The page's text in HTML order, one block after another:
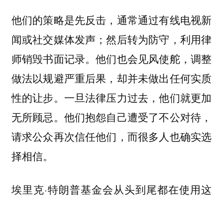
他们的策略是先反击，通常通过有线电视新
闻或社交媒体发声；然后转为防守，利用律
师销毁书面记录。他们也会见风使舵，调整
做法以规避严重后果，却并未做出任何实质
性的让步。一旦法律压力过去，他们就更加
无所顾忌。他们抱怨自己遭受了不公对待，
请求公众再次信任他们，而很多人也确实选
择相信。
埃里克·特朗普基金会从头到尾都在使用这